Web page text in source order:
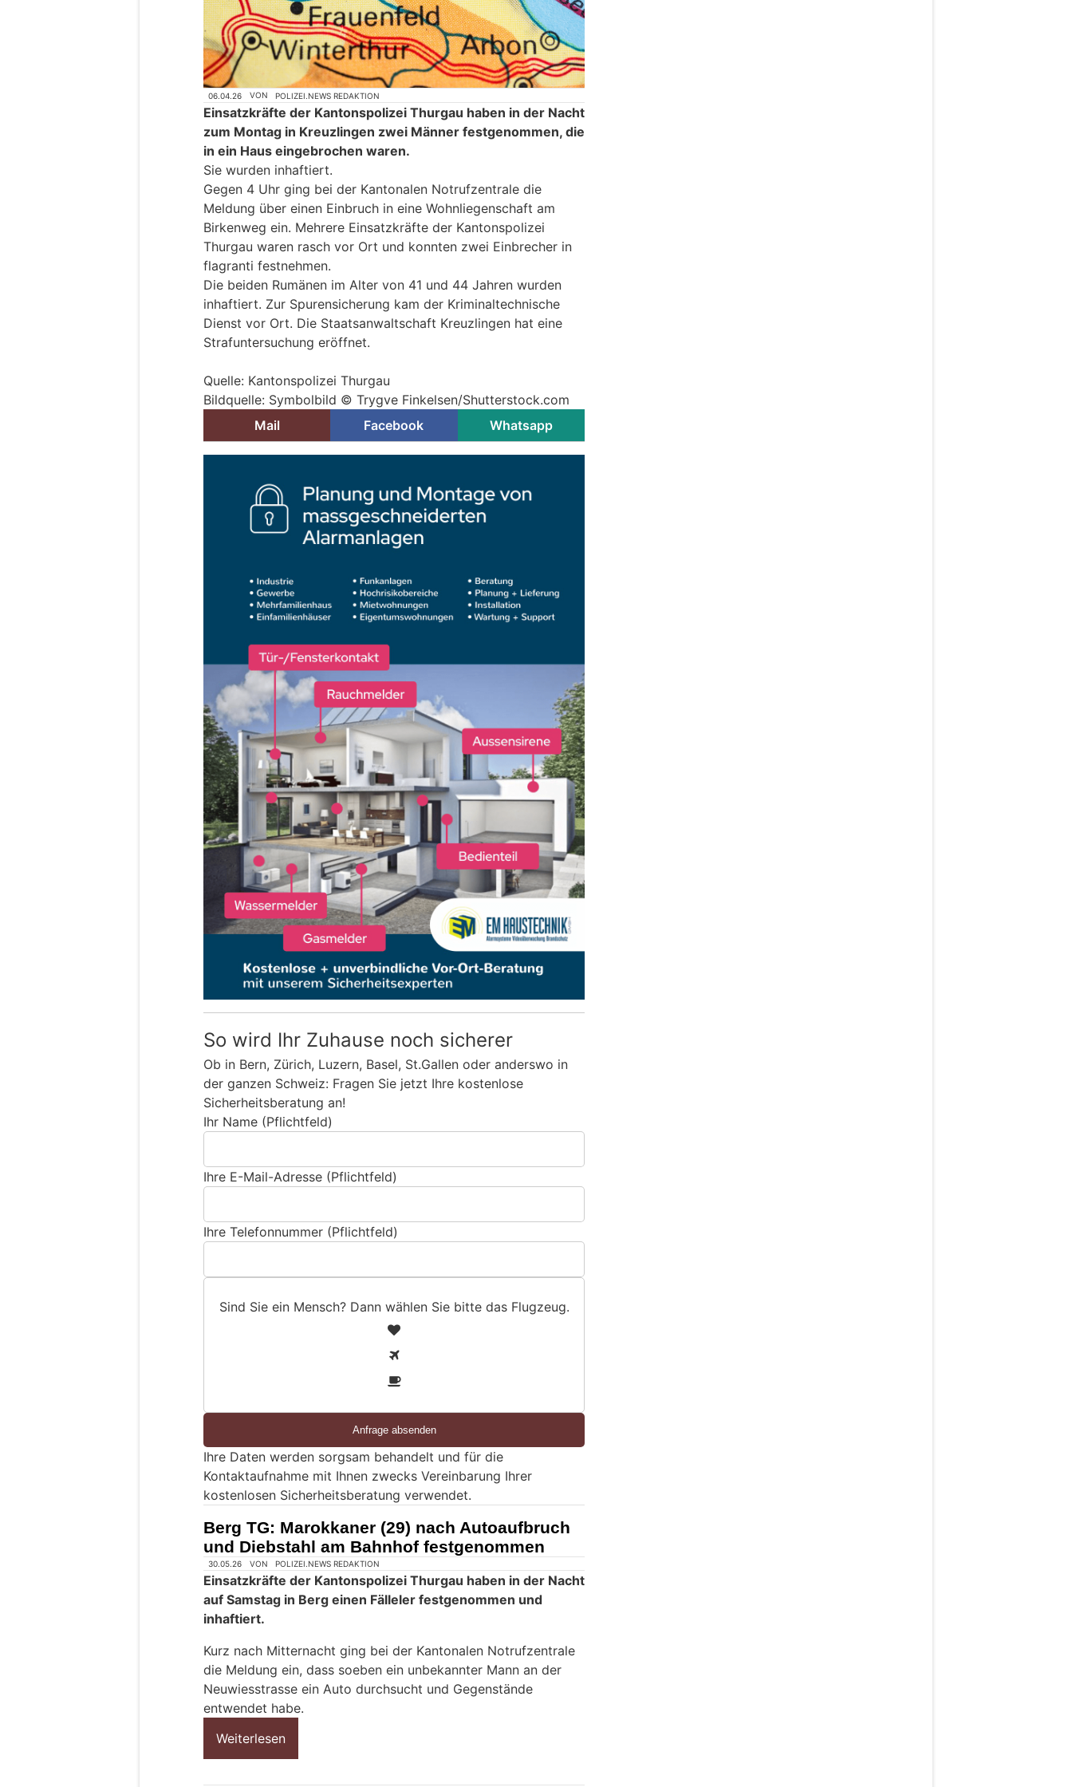
06.04.26 VON POLIZEI.NEWS REDAKTION
Einsatzkräfte der Kantonspolizei Thurgau haben in der Nacht
zum Montag in Kreuzlingen zwei Männer festgenommen, die
in ein Haus eingebrochen waren.
Sie wurden inhaftiert.
Gegen 4 Uhr ging bei der Kantonalen Notrufzentrale die
Meldung über einen Einbruch in eine Wohnliegenschaft am
Birkenweg ein. Mehrere Einsatzkräfte der Kantonspolizei
Thurgau waren rasch vor Ort und konnten zwei Einbrecher in
flagranti festnehmen.
Die beiden Rumänen im Alter von 41 und 44 Jahren wurden
inhaftiert. Zur Spurensicherung kam der Kriminaltechnische
Dienst vor Ort. Die Staatsanwaltschaft Kreuzlingen hat eine
Strafuntersuchung eröffnet.
Quelle: Kantonspolizei Thurgau
Bildquelle: Symbolbild © Trygve Finkelsen/Shutterstock.com
Mail
Facebook Whatsapp
So wird Ihr Zuhause noch sicherer
Ob in Bern, Zürich, Luzern, Basel, St.Gallen oder anderswo in
der ganzen Schweiz: Fragen Sie jetzt Ihre kostenlose
Sicherheitsberatung an!
Ihr Name (Pflichtfeld)
Ihre E-Mail-Adresse (Pflichtfeld)
Ihre Telefonnummer (Pflichtfeld)
Sind Sie ein Mensch? Dann wählen Sie bitte das Flugzeug.
e
i
n
e
n
s
c
D
a
n
n
ä
Ihre Daten werden sorgsam behandelt und für die
Kontaktaufnahme mit Ihnen zwecks Vereinbarung Ihrer
kostenlosen Sicherheitsberatung verwendet.
Berg TG: Marokkaner (29) nach Autoaufbruch
und Diebstahl am Bahnhof festgenommen
30.05.26 VON POLIZEI.NEWS REDAKTION
Einsatzkräfte der Kantonspolizei Thurgau haben in der Nacht
auf Samstag in Berg einen Fälleler festgenommen und
inhaftiert.
Kurz nach Mitternacht ging bei der Kantonalen Notrufzentrale
die Meldung ein, dass soeben ein unbekannter Mann an der
Neuwiesstrasse ein Auto durchsucht und Gegenstände
entwendet habe.
Weiterlesen